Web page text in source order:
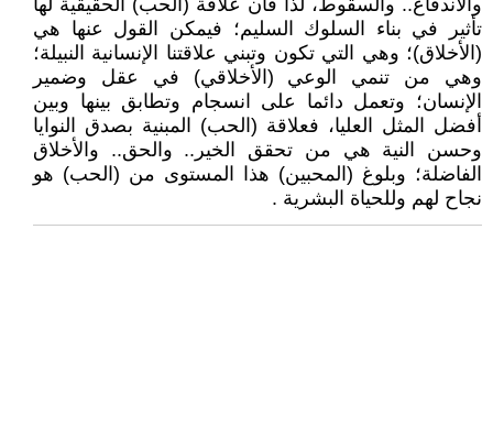
والاندفاع.. والسقوط، لذا فأن علاقة (الحب) الحقيقية لها
تأثير في بناء السلوك السليم؛ فيمكن القول عنها هي
(الأخلاق)؛ وهي التي تكون وتبني علاقتنا الإنسانية النبيلة؛
وهي من تنمي الوعي (الأخلاقي) في عقل وضمير
الإنسان؛ وتعمل دائما على انسجام وتطابق بينها وبين
أفضل المثل العليا، فعلاقة (الحب) المبنية بصدق النوايا
وحسن النية هي من تحقق الخير.. والحق.. والأخلاق
الفاضلة؛ وبلوغ (المحبين) هذا المستوى من (الحب) هو
نجاح لهم وللحياة البشرية .